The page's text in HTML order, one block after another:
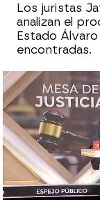
Los juristas
analizan el
Estado
encontradas.
El fiscal
misma
y no
La UCO
fiscal
Ayuso